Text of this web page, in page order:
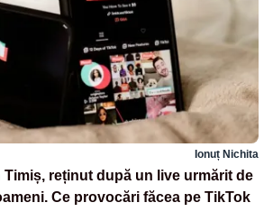
Ionuț Nichita
reținut după un live urmărit de
Ce provocări făcea pe TikTok